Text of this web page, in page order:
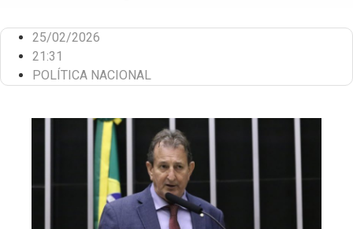
25/02/2026
21:31
POLÍTICA NACIONAL